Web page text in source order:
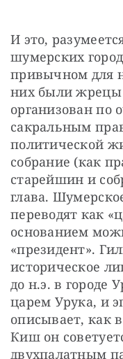
И это,
шумерских
привычном для
них были жрецы
организован по
сакральным
политической
собрание (как
старейшин и
глава.
переводят как
основанием
«президент».
историческое
до н.э. в городе
царем Урука, и
описывает, как
Киш он
двухпалатным